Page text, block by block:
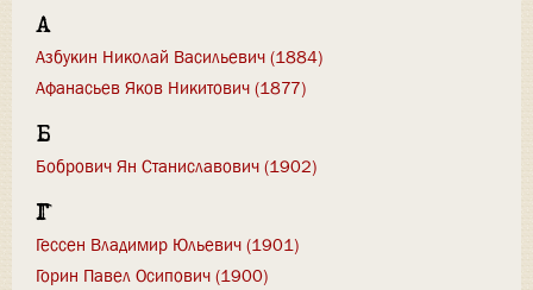
А
Азбукин Николай Васильевич (1884)
Афанасьев Яков Никитович (1877)
Б
Бобрович Ян Станиславович (1902)
Г
Гессен Владимир Юльевич (1901)
Горин Павел Осипович (1900)